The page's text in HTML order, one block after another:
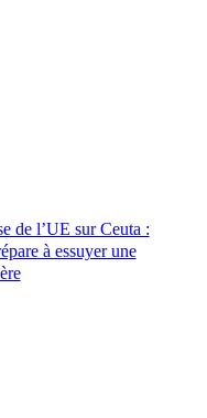
de l’UE sur Ceuta :
à essuyer une